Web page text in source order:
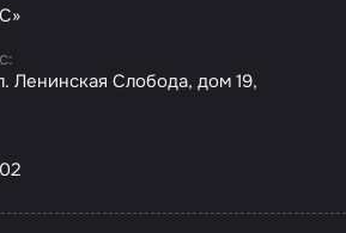
Ленинская Слобода, дом 19,